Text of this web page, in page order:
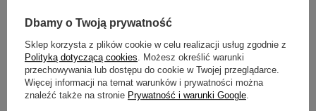
darmoWięcej informacji.
OPIS
SZCZEGÓŁOWE DANE
Dbamy o Twoją prywatność
Sklep korzysta z plików cookie w celu realizacji usług zgodnie z
Polityką dotyczącą cookies. Możesz określić warunki
przechowywania lub dostępu do cookie w Twojej przeglądarce.
Więcej informacji na temat warunków i prywatności można
znaleźć także na stronie Prywatność i warunki Google.